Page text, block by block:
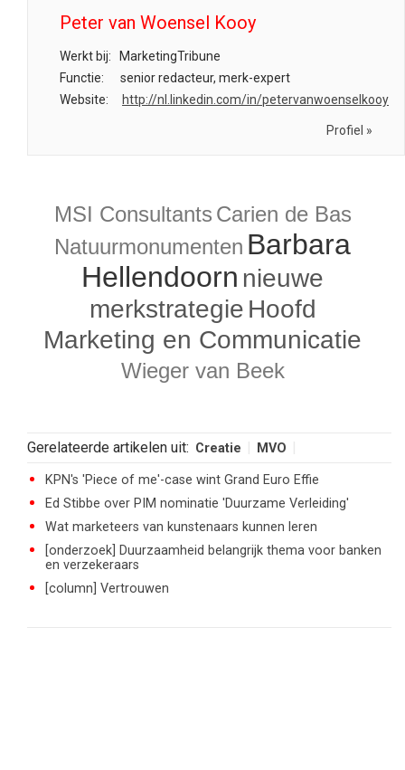
Peter van Woensel Kooy
Werkt bij:
MarketingTribune
Functie:
senior redacteur, merk-expert
Website:
http://nl.linkedin.com/in/petervanwoenselkooy
Profiel »
MSI Consultants Carien de Bas
Natuurmonumenten Barbara
Hellendoorn nieuwe
merkstrategie Hoofd
Marketing en Communicatie
Wieger van Beek
Gerelateerde artikelen uit: Creatie MVO
KPN's 'Piece of me'-case wint Grand Euro Effie
Ed Stibbe over PIM nominatie 'Duurzame Verleiding'
Wat marketeers van kunstenaars kunnen leren
[onderzoek] Duurzaamheid belangrijk thema voor banken
en verzekeraars
[column] Vertrouwen